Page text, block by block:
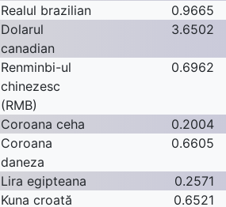
Realul brazilian
0.9665
Dolarul
canadian
3.6502
Renminbi-ul
chinezesc
(RMB)
0.6962
Coroana ceha
0.2004
Coroana
daneza
0.6605
Lira egipteana
0.2571
Kuna croată
0.6521